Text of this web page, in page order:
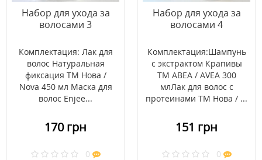
Набор для ухода за
волосами 3
Комплектация: Лак для
волос Натуральная
фиксация ТМ Нова /
Nova 450 мл Маска для
волос Enjee...
170 грн
0
Набор для ухода за
волосами 4
Комплектация:Шампунь
c экстрактом Крапивы
ТМ АВЕА / AVEA 300
млЛак для волос с
протеинами ТМ Нова / ...
151 грн
0